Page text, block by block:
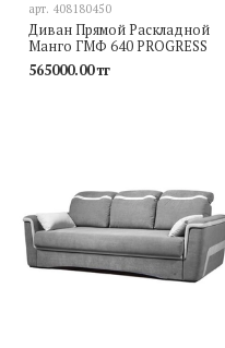
арт. 408180450
Диван Прямой Раскладной
Манго ГМФ 640 PROGRESS
565000.00 тг